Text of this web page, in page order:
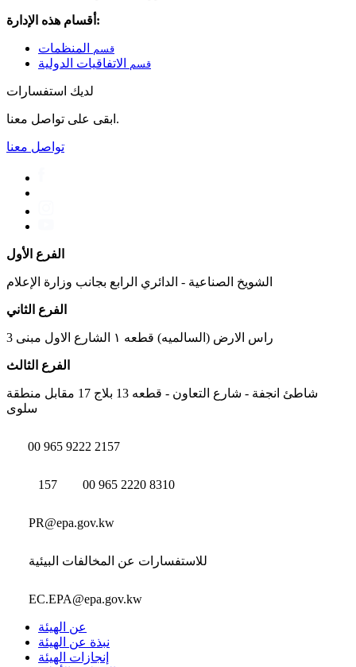
أقسام هذه الإدارة:
قسم المنظمات
قسم الاتفاقيات الدولية
لديك استفسارات
ابقى على تواصل معنا.
تواصل معنا
الفرع الأول
الشويخ الصناعية - الدائري الرابع بجانب وزارة الإعلام
الفرع الثاني
راس الارض (السالميه) قطعه ١ الشارع الاول مبنى 3
الفرع الثالث
شاطئ انجفة - شارع التعاون - قطعه 13 بلاج 17 مقابل منطقة
سلوى
00 965 9222 2157
157 00 965 2220 8310
PR@epa.gov.kw
للاستفسارات عن المخالفات البيئية
EC.EPA@epa.gov.kw
عن الهيئة
نبذة عن الهيئة
إنجازات الهيئة